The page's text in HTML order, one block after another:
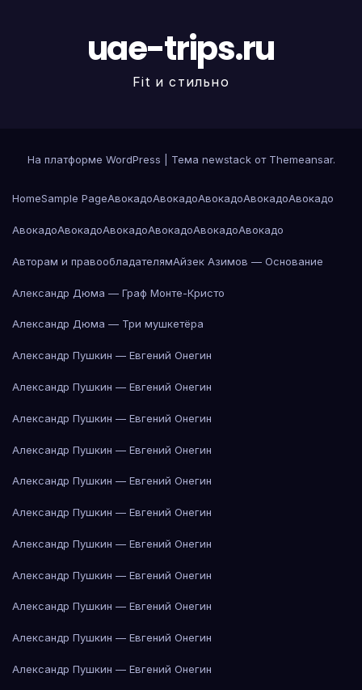
uae-trips.ru
Fit и стильно
На платформе WordPress Тема newstack от Themeansar.
HomeSample PageАвокадоАвокадоАвокадоАвокадоАвокадо
АвокадоАвокадоАвокадоАвокадоАвокадоАвокадо
Авторам и правообладателямАйзек Азимов — Основание
Александр Дюма — Граф Монте-Кристо
Александр Дюма — Три мушкетёра
Александр Пушкин — Евгений Онегин
Александр Пушкин — Евгений Онегин
Александр Пушкин — Евгений Онегин
Александр Пушкин — Евгений Онегин
Александр Пушкин — Евгений Онегин
Александр Пушкин — Евгений Онегин
Александр Пушкин — Евгений Онегин
Александр Пушкин — Евгений Онегин
Александр Пушкин — Евгений Онегин
Александр Пушкин — Евгений Онегин
Александр Пушкин — Евгений Онегин